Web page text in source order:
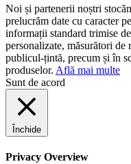
Noi și partenerii noștri
prelucrăm date cu caracter
informații standard trimise
personalizate, măsurători
publicul-țintă, precum și în
produselor. Află mai multe
Sunt de acord
Închide
Privacy Overview